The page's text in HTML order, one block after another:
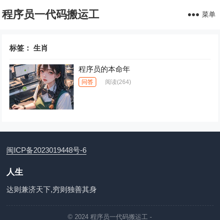
程序员一代码搬运工 菜单
标签：生肖
程序员的本命年
问答 阅读(264)
闽ICP备2023019448号-6
人生
达则兼济天下,穷则独善其身
© 2024程序员一代码搬运工 -